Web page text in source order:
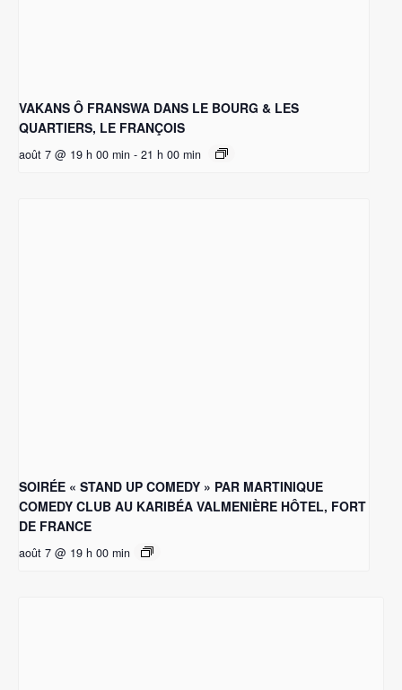
VAKANS Ô FRANSWA DANS LE BOURG & LES
QUARTIERS, LE FRANÇOIS
août 7 @ 19 h 00 min - 21 h 00 min
SOIRÉE « STAND UP COMEDY » PAR MARTINIQUE
COMEDY CLUB AU KARIBÉA VALMENIÈRE HÔTEL, FORT
DE FRANCE
août 7 @ 19 h 00 min